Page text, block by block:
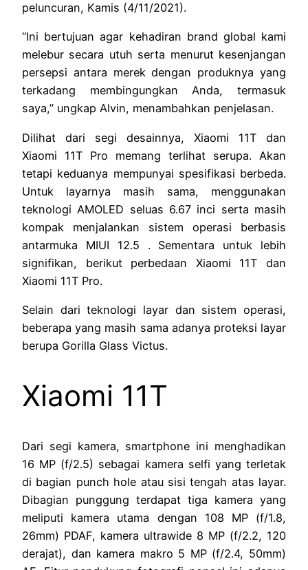
peluncuran, Kamis (4/11/2021).
“Ini bertujuan agar kehadiran brand global kami
melebur secara utuh serta menurut kesenjangan
persepsi antara merek dengan produknya yang
terkadang membingungkan Anda, termasuk
saya,” ungkap Alvin, menambahkan penjelasan.
Dilihat dari segi desainnya, Xiaomi 11T dan
Xiaomi 11T Pro memang terlihat serupa. Akan
tetapi keduanya mempunyai spesifikasi berbeda.
Untuk layarnya masih sama, menggunakan
teknologi AMOLED seluas 6.67 inci serta masih
kompak menjalankan sistem operasi berbasis
antarmuka MIUI 12.5 . Sementara untuk lebih
signifikan, berikut perbedaan Xiaomi 11T dan
Xiaomi 11T Pro.
Selain dari teknologi layar dan sistem operasi,
beberapa yang masih sama adanya proteksi layar
berupa Gorilla Glass Victus.
Xiaomi 11T
Dari segi kamera, smartphone ini menghadikan
16 MP (f/2.5) sebagai kamera selfi yang terletak
di bagian punch hole atau sisi tengah atas layar.
Dibagian punggung terdapat tiga kamera yang
meliputi kamera utama dengan 108 MP (f/1.8,
26mm) PDAF, kamera ultrawide 8 MP (f/2.2, 120
derajat), dan kamera makro 5 MP (f/2.4, 50mm)